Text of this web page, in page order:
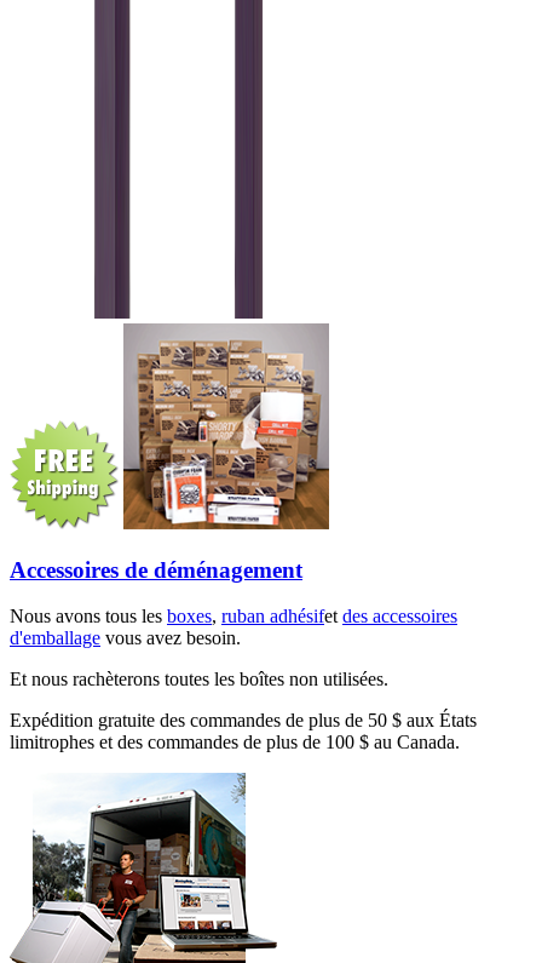
Accessoires de déménagement
Nous avons tous les boxes, ruban adhésifet des accessoires
d'emballage vous avez besoin.
Et nous rachèterons toutes les boîtes non utilisées.
Expédition gratuite des commandes de plus de 50 $ aux États
limitrophes et des commandes de plus de 100 $ au Canada.